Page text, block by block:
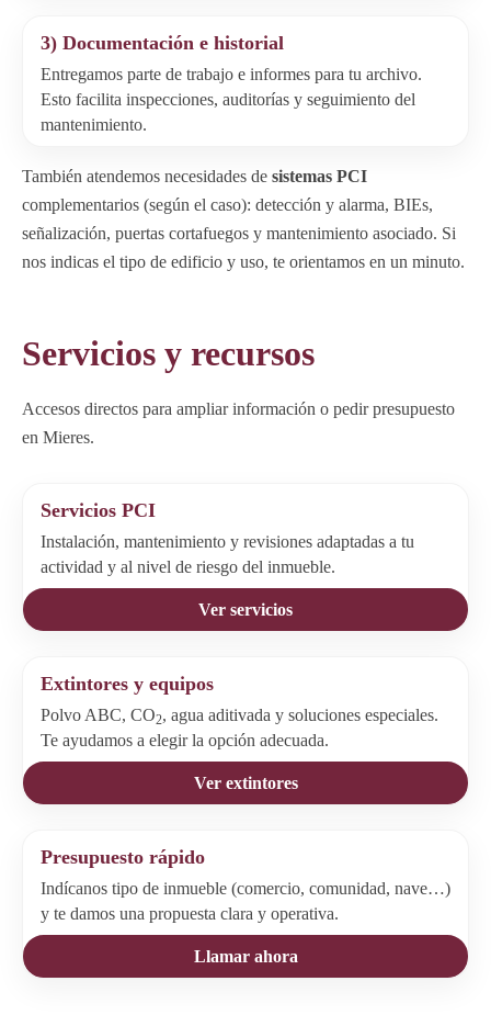
3) Documentación e historial
Entregamos parte de trabajo e informes para tu archivo.
Esto facilita inspecciones, auditorías y seguimiento del
mantenimiento.
También atendemos necesidades de sistemas PCI
complementarios (según el caso): detección y alarma, BIEs,
señalización, puertas cortafuegos y mantenimiento asociado. Si
nos indicas el tipo de edificio y uso, te orientamos en un minuto.
Servicios y recursos
Accesos directos para ampliar información o pedir presupuesto
en Mieres.
Servicios PCI
Instalación, mantenimiento y revisiones adaptadas a tu
actividad y al nivel de riesgo del inmueble.
Ver servicios
Extintores y equipos
Polvo ABC, CO2, agua aditivada y soluciones especiales.
Te ayudamos a elegir la opción adecuada.
Ver extintores
Presupuesto rápido
Indícanos tipo de inmueble (comercio, comunidad, nave…)
y te damos una propuesta clara y operativa.
Llamar ahora